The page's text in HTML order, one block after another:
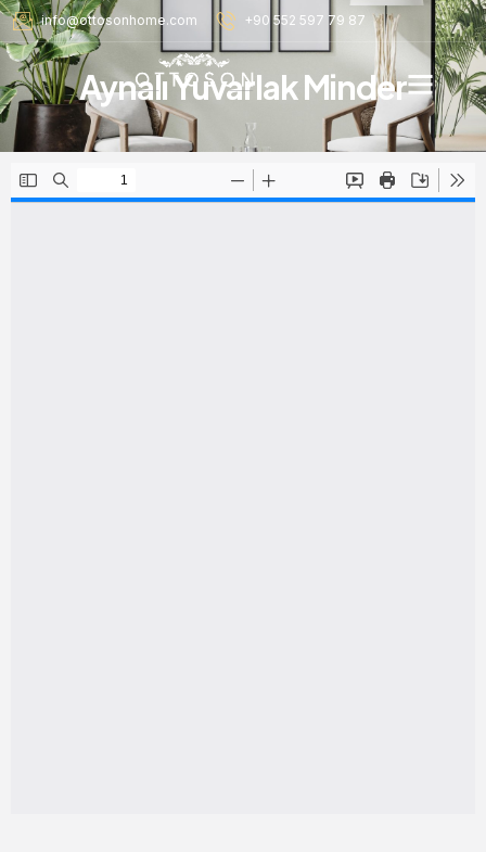
info@ottosonhome.com +90 552 597 79 87
Aynalı Yuvarlak Minder